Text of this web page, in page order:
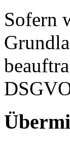
Sofern